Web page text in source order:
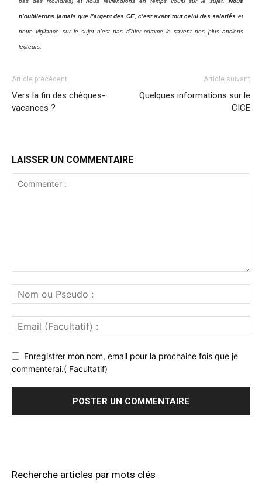
n’oublierons jamais que l’argent des CE, c’est avant tout celui des salariés et
notre vigilance sur le sujet n’est pas d’hier comme le savent nos plus anciens
lecteurs.
Article précédent
Vers la fin des chèques-
vacances ?
Article suivant
Quelques informations sur le
CICE
LAISSER UN COMMENTAIRE
Enregistrer mon nom, email pour la prochaine fois que je
commenterai.( Facultatif)
Recherche articles par mots clés